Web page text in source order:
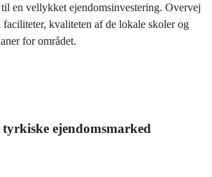
en vellykket ejendomsinvestering. Overvej
kvaliteten af de lokale skoler og
for området.
ejendomsmarked